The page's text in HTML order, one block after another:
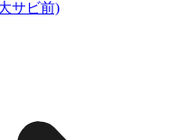
サビ前)